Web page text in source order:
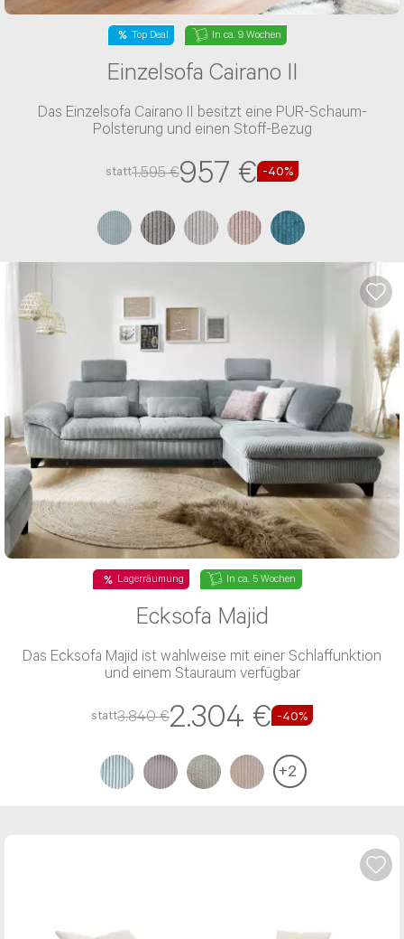
Top Deal In ca. 9 Wochen
Einzelsofa Cairano II
Das Einzelsofa Cairano II besitzt eine PUR-Schaum-
Polsterung und einen Stoff-Bezug
statt1.595 €957 € -40%
Lagerräumung In ca. 5 Wochen
Ecksofa Majid
Das Ecksofa Majid ist wahlweise mit einer Schlaffunktion
und einem Stauraum verfügbar
statt3.840 €2.304 € -40%
+2